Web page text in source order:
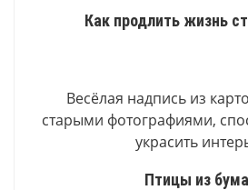
Как продлить жизнь
Весёлая надпись из
старыми фотографиями,
украсить
Птицы из